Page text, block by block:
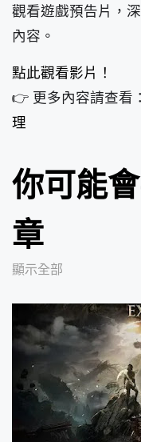
觀看遊戲預告片，
內容。
點此觀看影片！
👉 更多內容請查看：
理
你可能
章
顯示全部